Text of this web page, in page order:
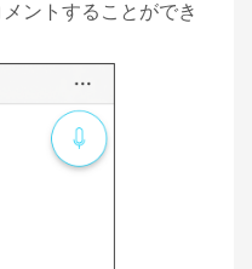
ントすることができ